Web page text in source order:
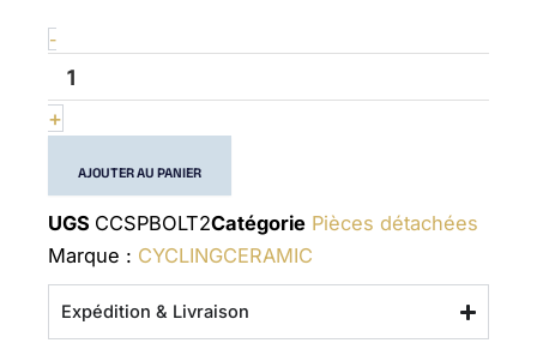
-
ODC
bolts
9100-
R8000
+
AJOUTER AU PANIER
UGS CCSPBOLT2Catégorie Pièces détachées
Marque : CYCLINGCERAMIC
Expédition & Livraison